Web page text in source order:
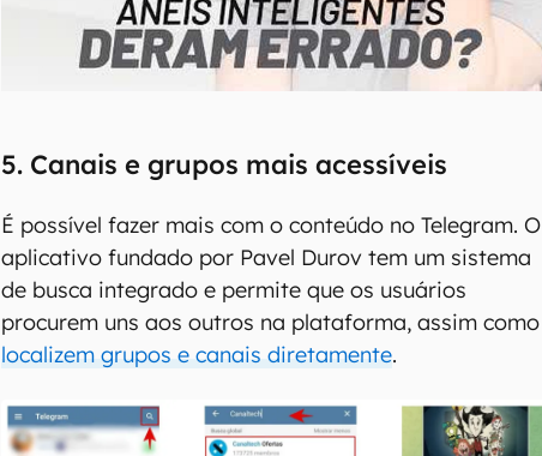
00:00/21:11
5. Canais e grupos mais acessíveis
É possível fazer mais com o conteúdo no Telegram. O
aplicativo fundado por Pavel Durov tem um sistema
de busca integrado e permite que os usuários
procurem uns aos outros na plataforma, assim como
localizem grupos e canais diretamente.